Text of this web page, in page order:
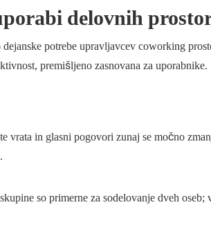
delovnih
potrebe upravljavcev coworking
premišljeno zasnovana za uporabnike.
vrata in glasni pogovori zunaj se močno
so primerne za sodelovanje dveh oseb;